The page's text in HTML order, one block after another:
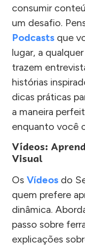
consumir
um desafio.
Podcasts que
lugar, a
trazem
histórias
dicas práticas
a maneira
enquanto você
Vídeos:
Visual
Os Vídeos do
quem prefere
dinâmica.
passo sobre
explicações